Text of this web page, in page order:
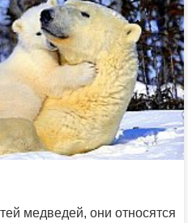
медведей, они относятся